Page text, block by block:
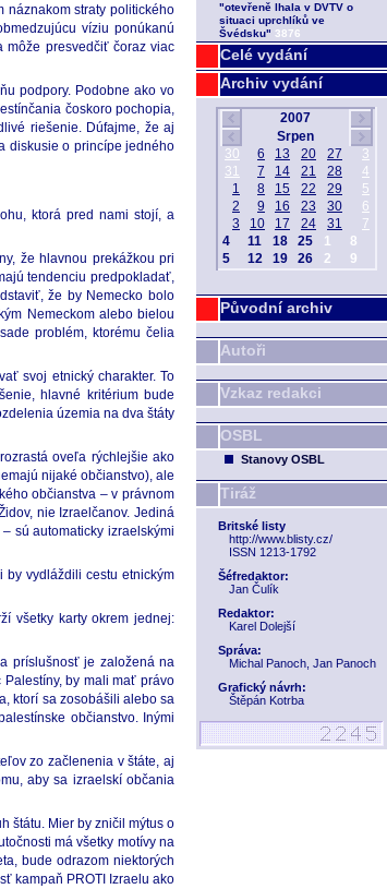
Celé vydání
Archiv vydání
Původní archiv
Autoři
Vzkaz redakci
OSBL
Stanovy OSBL
Tiráž
Britské listy
http://www.blisty.cz/
ISSN 1213-1792
Šéfredaktor:
Jan Čulík
Redaktor:
Karel Dolejší
Správa:
Michal Panoch, Jan Panoch
Grafický návrh:
Štěpán Kotrba
náznakom straty politického
víziu ponúkanú
môže presvedčiť čoraz viac
podpory. Podobne ako vo
čoskoro pochopia,
riešenie. Dúfajme, že aj
diskusie o princípe jedného
ktorá pred nami stojí, a
že hlavnou prekážkou pri
tendenciu predpokladať,
že by Nemecko bolo
Nemeckom alebo bielou
problém, ktorému čelia
svoj etnický charakter. To
hlavné kritérium bude
územia na dva štáty
oveľa rýchlejšie ako
nijaké občianstvo), ale
občianstva – v právnom
nie Izraelčanov. Jediná
sú automaticky izraelskými
by vydláždili cestu etnickým
všetky karty okrem jednej:
príslušnosť je založená na
by mali mať právo
ktorí sa zosobášili alebo sa
občianstvo. Inými
zo začlenenia v štáte, aj
aby sa izraelskí občania
štátu. Mier by zničil mýtus o
má všetky motívy na
bude odrazom niektorých
kampaň PROTI Izraelu ako